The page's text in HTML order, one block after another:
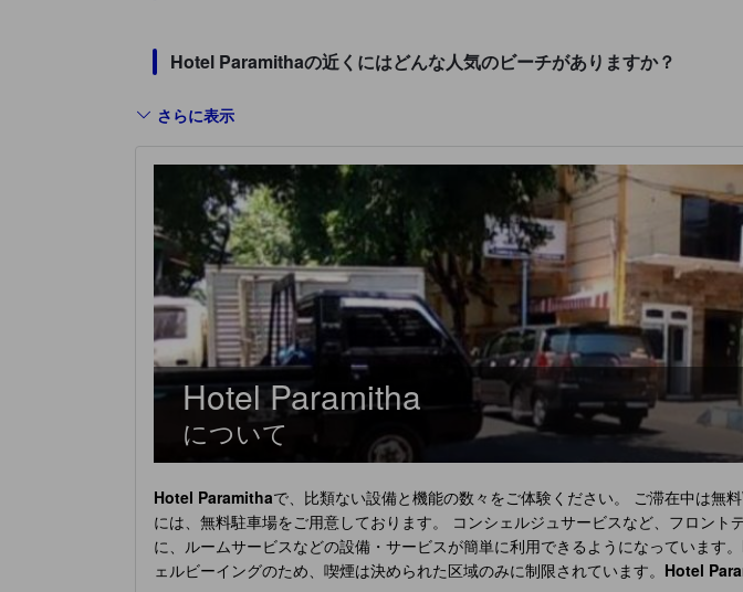
Hotel Paramithaの近くにはどんな人気のビーチがありますか？
さらに表示
Hotel Paramitha
について
Hotel Paramithaで、比類ない設備と機能の数々をご体験ください。 ご滞在中は無
には、無料駐車場をご用意しております。 コンシェルジュサービスなど、フロン
に、ルームサービスなどの設備・サービスが簡単に利用できるようになっています。
ェルビーイングのため、喫煙は決められた区域のみに制限されています。 Hotel